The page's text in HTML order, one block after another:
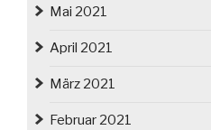
Mai 2021
April 2021
März 2021
Februar 2021